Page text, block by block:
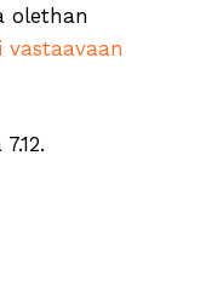
olethan
vastaavaan